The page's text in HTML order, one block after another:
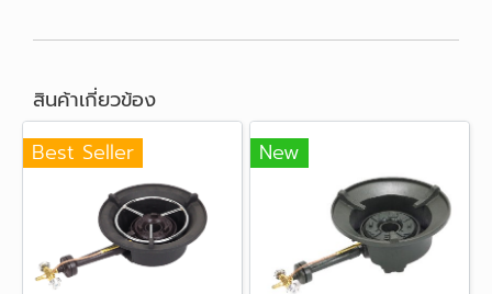
สินค้าเกี่ยวข้อง
Best Seller
New